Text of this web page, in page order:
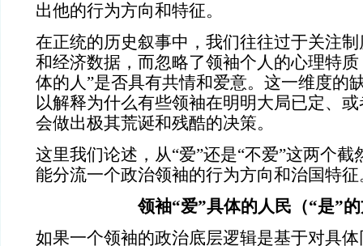
出他的行为方向和特征。
在正统的历史叙事中，我们往往过于关注
和经济数据，而忽略了领袖个人的心理特
体的人”是否具有共情和爱意。这一维度的
以解释为什么有些领袖在明明大局已定、
会做出极其荒诞和残酷的决策。
这里我们论述，从“爱”还是“不爱”这两个
能分流一个政治领袖的行为方向和治国特征
领袖“爱”具体的人民（“是”
如果一个领袖的政治底层逻辑是基于对具